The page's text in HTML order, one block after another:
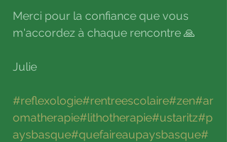
Merci pour la confiance que vous
m'accordez à chaque rencontre 🙏
Julie
#reflexologie#rentreescolaire#zen#ar
omatherapie#lithotherapie#ustaritz#p
aysbasque#quefaireaupaysbasque#